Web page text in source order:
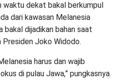
waktu dekat bakal berkumpul
dari kawasan Melanesia
bakal dijadikan bahan saat
Presiden Joko Widodo.
harus dan wajib
di pulau Jawa,” pungkasnya.